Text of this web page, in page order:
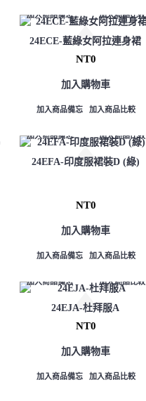
加入商品備忘 加入商品比較
24ECE-藍綠女阿拉連身裙
NT0
加入購物車
加入商品備忘 加入商品比較
加入商品備忘 加入商品比較
24EFA-印度服裙裝D (綠)
NT0
加入購物車
加入商品備忘 加入商品比較
加入商品備忘 加入商品比較
24EJA-杜拜服A
NT0
加入購物車
加入商品備忘 加入商品比較